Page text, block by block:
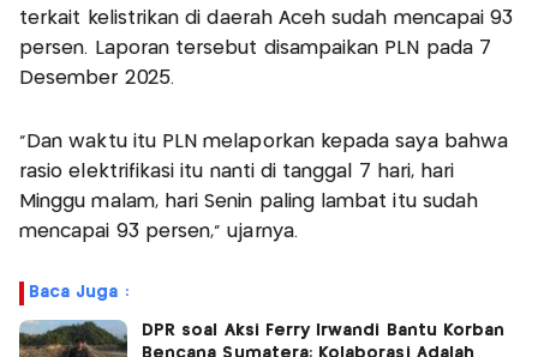
terkait kelistrikan di daerah Aceh sudah mencapai 93
persen. Laporan tersebut disampaikan PLN pada 7
Desember 2025.
"Dan waktu itu PLN melaporkan kepada saya bahwa
rasio elektrifikasi itu nanti di tanggal 7 hari, hari
Minggu malam, hari Senin paling lambat itu sudah
mencapai 93 persen," ujarnya.
Baca Juga :
DPR soal Aksi Ferry Irwandi Bantu Korban